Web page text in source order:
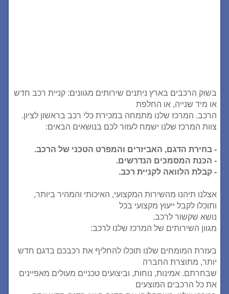
בשוק הרכבים בארץ ניתנים שירותים מגוונים: קניית רכב חדש
או מיד שנייה, או החלפת
הרכב. המרכז שלנו מתמחה במכירת כלי רכב בראשון לציון.
צוות המרכז שלנו ישמח לעזור לכם בנושאים הבאים:
- בחירת הדגם, האביזרים והמפרט הטכני של הרכב.
- הכנת המסמכים הנדרשים.
- קבלת הלוואה לקניית רכב.
אצלנו תיהנו מהשירות המקצועי, האיכותי והמהיר ביותר,
ותוכלו לקבל ייעוץ מקצועי בכל
נושא שקשור לרכב.
מגוון השירותים של המרכז שלנו לרכב:
בעזרת המומחים שלנו תוכלו להחליף את רכבכם בדגם חדש
יותר, מתוצרת החברה
שבחרתם. אמינות, נוחות, וביצועים טכניים מעולים מאפיינים
את כל הרכבים המוצעים